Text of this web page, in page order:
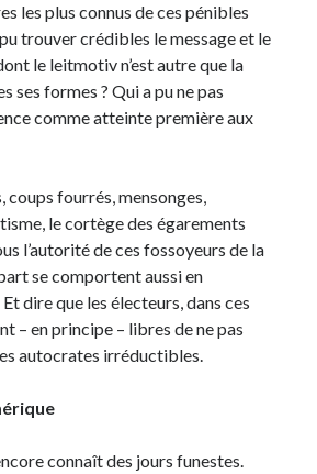
les plus connus de ces pénibles
trouver crédibles le message et le
le leitmotiv n’est autre que la
ses formes ? Qui a pu ne pas
comme atteinte première aux
coups fourrés, mensonges,
le cortège des égarements
l’autorité de ces fossoyeurs de la
se comportent aussi en
dire que les électeurs, dans ces
– en principe – libres de ne pas
autocrates irréductibles.
connaît des jours funestes.